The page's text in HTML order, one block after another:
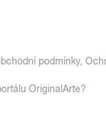
podmínky,
OriginalArte?